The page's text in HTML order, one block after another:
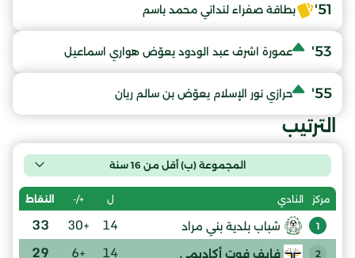
51' بطاقة صفراء لنداتي محمد باسم
53' عمورة اشرف عبد الودود يعوّض هواري اسماعيل
55' حرازي نور الإسلام يعوّض بن سالم ريان
الترتيب
المجموعة (ب) أقل من 16 سنة
مركز النادي ل +/- النقاط
1 شباب بلدية بني مراد 14
+30
33
2 فايف فوت أكاديمي 14
+6
29